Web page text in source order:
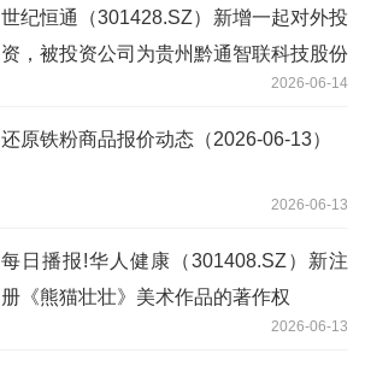
世纪恒通（301428.SZ）新增一起对外投
资，被投资公司为贵州黔通智联科技股份
2026-06-14
还原铁粉商品报价动态（2026-06-13）
2026-06-13
每日播报!华人健康（301408.SZ）新注
册《熊猫壮壮》美术作品的著作权
2026-06-13